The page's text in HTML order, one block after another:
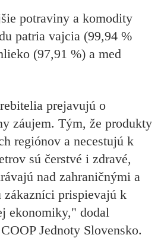
potraviny a komodity
patria vajcia (99,94 %
(97,91 %) a med
prejavujú o
záujem. Tým, že produkty
regiónov a necestujú k
sú čerstvé i zdravé,
nad zahraničnými a
zákazníci prispievajú k
ekonomiky," dodal
Jednoty Slovensko.